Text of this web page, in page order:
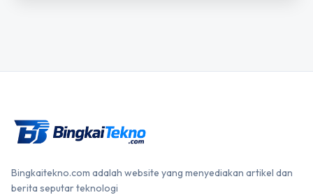
Bingkaitekno.com adalah website yang menyediakan artikel dan
berita seputar teknologi